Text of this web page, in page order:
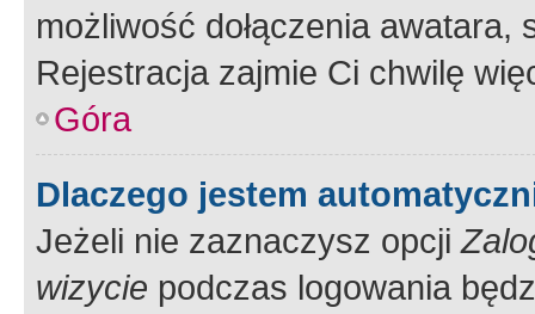
możliwość dołączenia
Rejestracja zajmie Ci chwilę
Góra
Dlaczego jestem
Jeżeli nie zaznaczysz opcji
wizycie podczas logowania